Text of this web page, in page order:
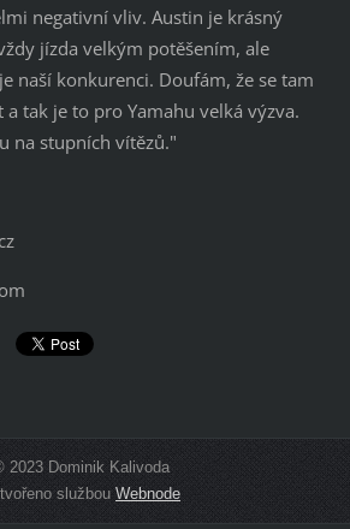
negativní vliv. Austin je krásný
jízda velkým potěšením, ale
naší konkurenci. Doufám, že se tam
tak je to pro Yamahu velká výzva.
na stupních vítězů."
2023 Dominik Kalivoda
službou Webnode